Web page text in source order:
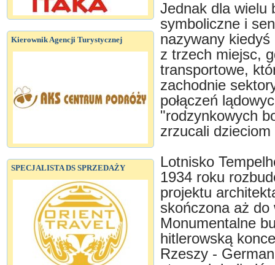
Kierownik Agencji Turystycznej
SPECJALISTA DS SPRZEDAŻY
Jednak dla wielu
symboliczne i
nazywany
z trzech miejsc,
transportowe,
zachodnie
połączeń
"rodzynkowych
zrzucali dzieciom
Lotnisko
1934 roku
projektu
skończona aż do
Monumentalne
hitlerowską
Rzeszy -